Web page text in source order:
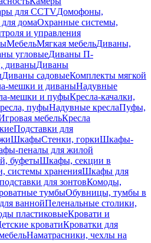
для CCTVДомофоны,
домаОхранные системы,
и управления
МебельМягкая мебельДиваны,
угловыеДиваны П-
диваныДиваны
Диваны садовыеКомплекты мягкой
мешки и диваныНадувные
мешки и пуфыКресла-качалки,
пуфыНадувные креслаПуфы,
мебельКресла
Подставки для
ШкафыСтенки, горкиШкафы-
пеналы для жилой
буфетыШкафы, секции в
системы храненияШкафы для
для зонтовКомоды,
тумбыОбувницы, тумбы в
ваннойПеленальные столики,
пластиковыеКровати и
кроватиКроватки для
Наматрасники, чехлы на